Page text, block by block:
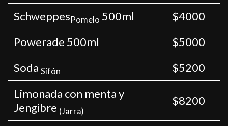
SchweppesPomelo 500ml
$4000
Powerade 500ml
$5000
Soda Sifón
$5200
Limonada con menta y
Jengibre (Jarra)
$8200